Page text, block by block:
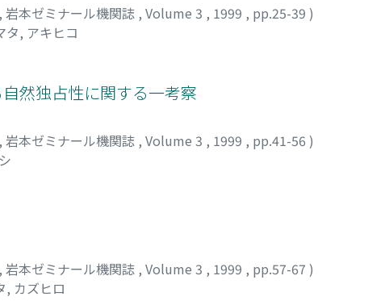
, 岩本ゼミナール機関誌 , Volume 3 , 1999 , pp.25-39 )
タ, アキヒコ
然独占性に関する一考察
, 岩本ゼミナール機関誌 , Volume 3 , 1999 , pp.41-56 )
, 岩本ゼミナール機関誌 , Volume 3 , 1999 , pp.57-67 )
, カズヒロ